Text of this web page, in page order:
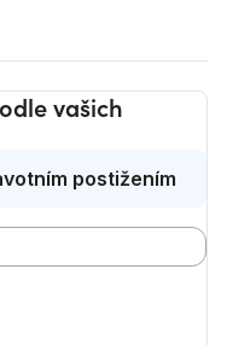
vašich
postižením